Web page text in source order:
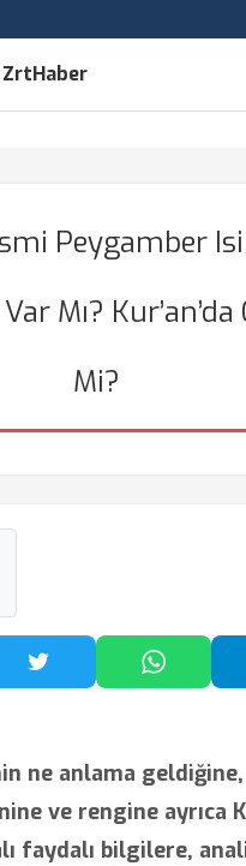
ZrtHaber
Peygamber
Mı? Kur’an’da
Mi?
Paylaş
Twitter'da Paylaş
ne anlama
ve rengine ayrıca
faydalı bilgilere,